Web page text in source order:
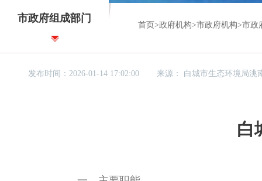
市政府组成部门
首页 >政府机构>市政府机构>市政
发布时间：2026-01-14 17:02:00 来源： 白城市生态环境局洮
白